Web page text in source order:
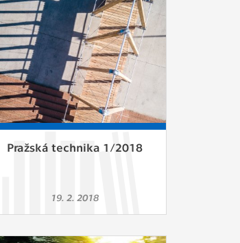
Pražská technika 1/2018
19. 2. 2018